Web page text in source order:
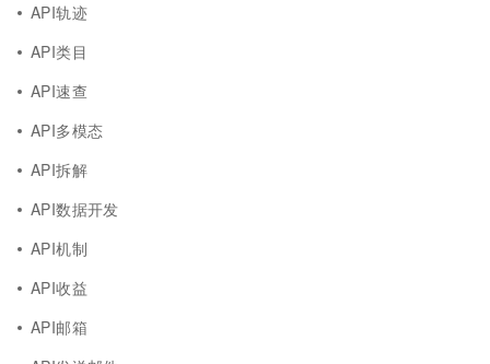
API轨迹
API类目
API速查
API多模态
API拆解
API数据开发
API机制
API收益
API邮箱